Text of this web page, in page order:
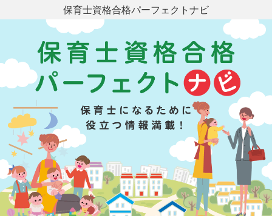
保育士資格合格パーフェクトナビ